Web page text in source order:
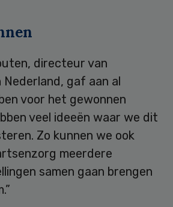
directeur van
gaf aan al
voor het gewonnen
veel ideeën waar we dit
Zo kunnen we ook
meerdere
samen gaan brengen